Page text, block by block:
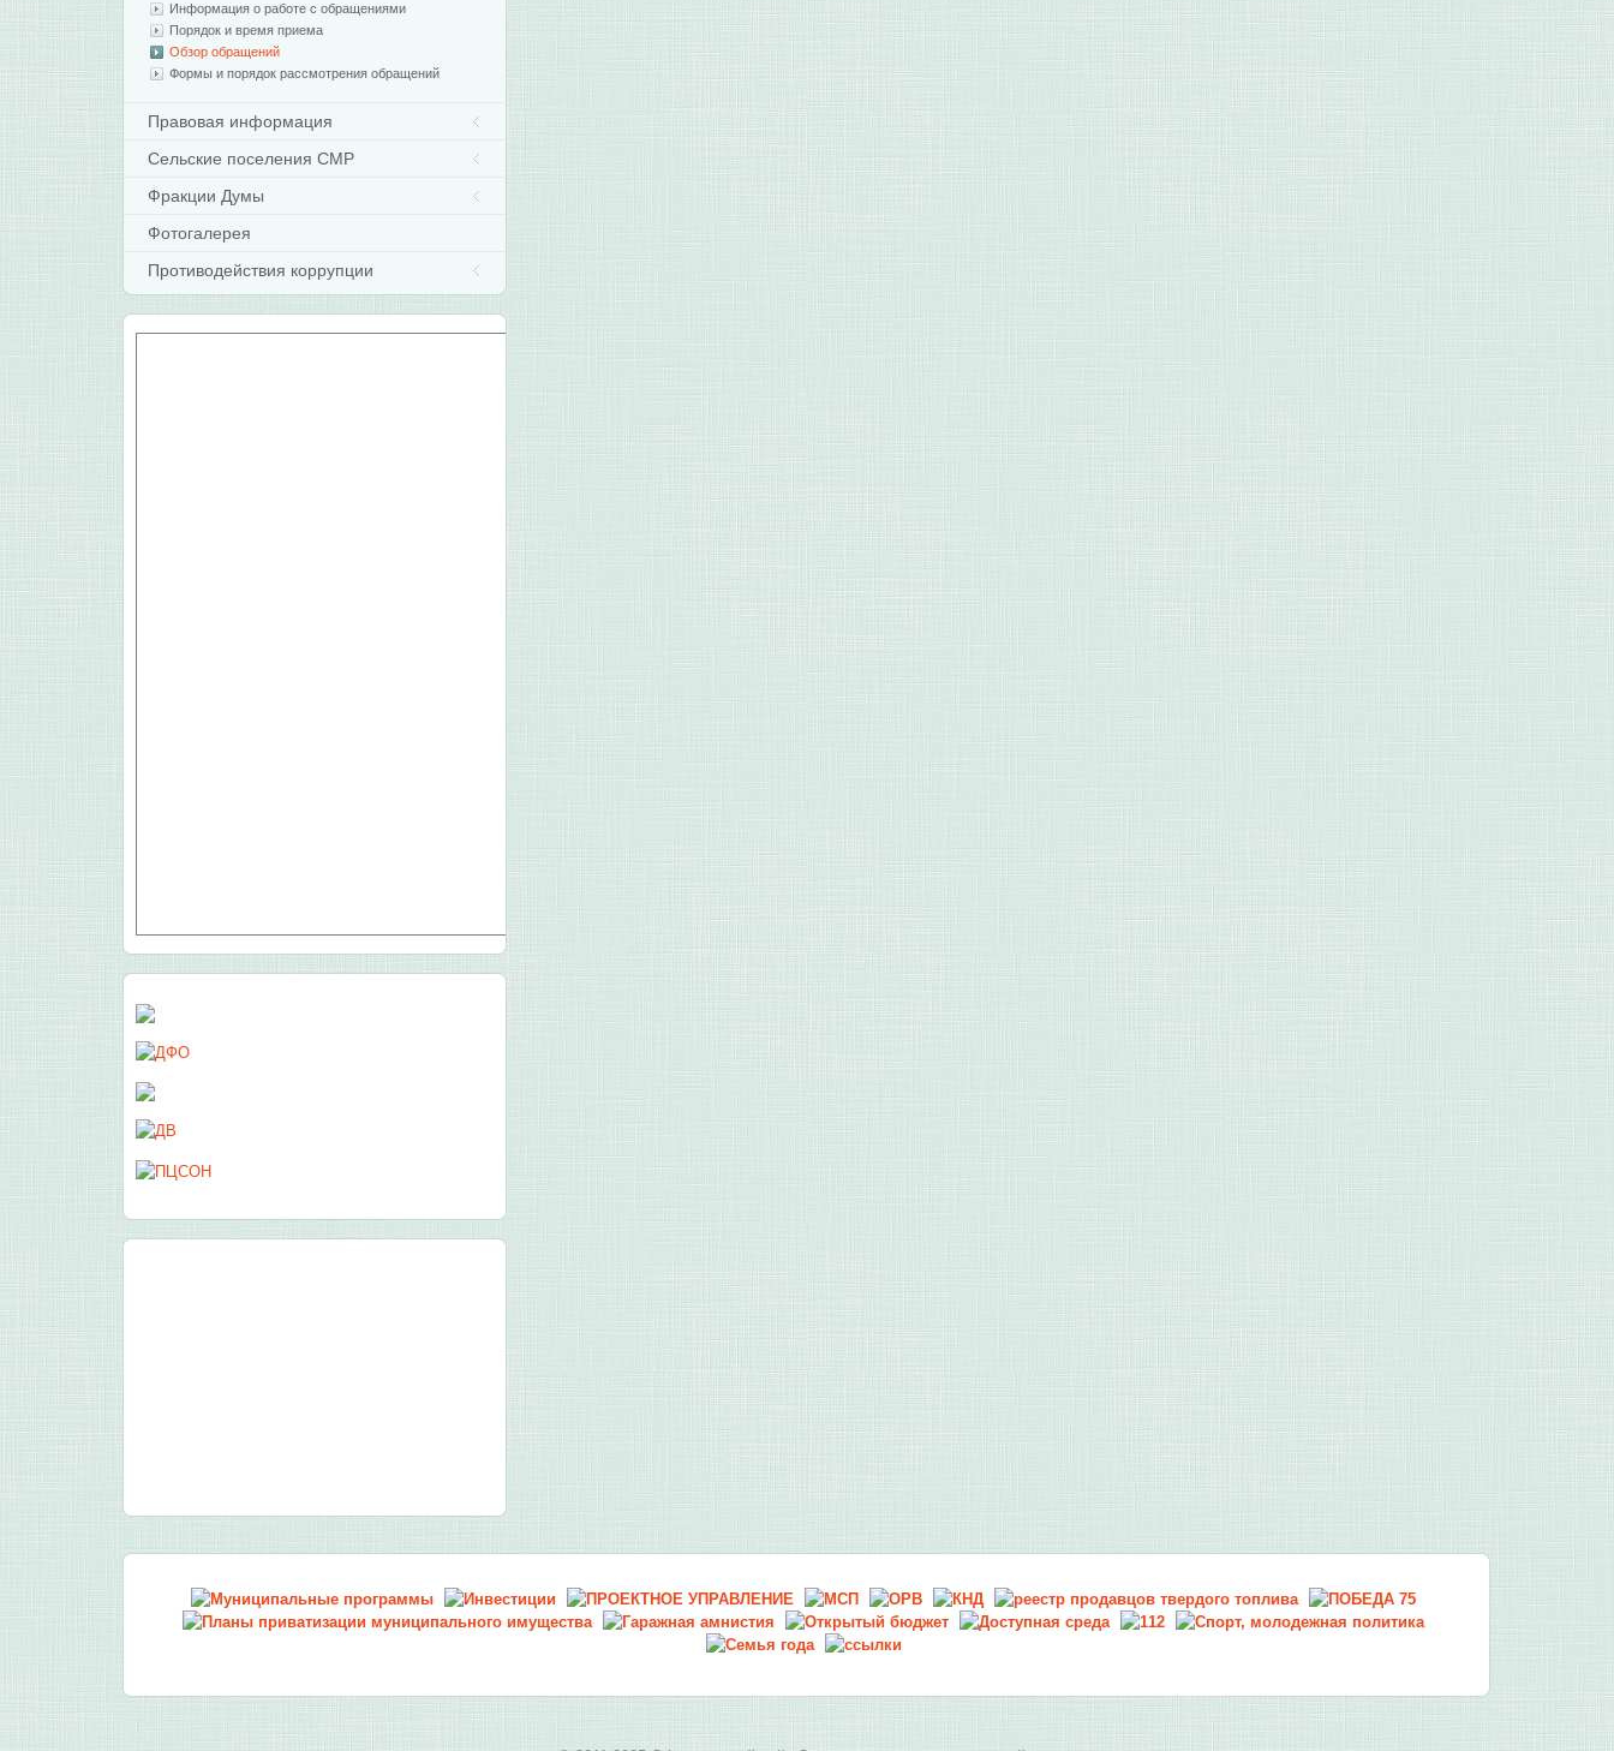
Информация о работе с обращениями
Порядок и время приема
Обзор обращений
Формы и порядок рассмотрения обращений
Правовая информация
Сельские поселения СМР
Фракции Думы
Фотогалерея
Противодействия коррупции